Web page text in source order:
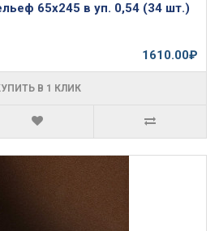
65х245 в уп. 0,54 (34 шт.)
1610.00₽
В 1 КЛИК